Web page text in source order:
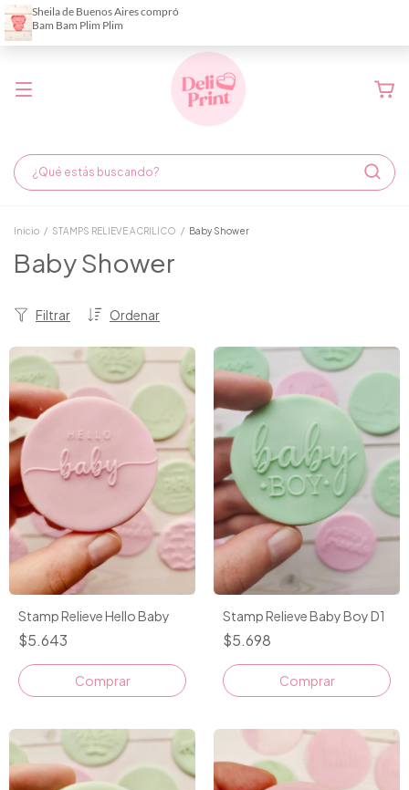
Demora de fabricación hasta 6 días hábiles
Inicio / STAMPS RELIEVE ACRILICO / Baby Shower
Baby Shower
Ordenar
Filtrar
Stamp Relieve Hello Baby
$5.643
Stamp Relieve Baby Boy D1
$5.698